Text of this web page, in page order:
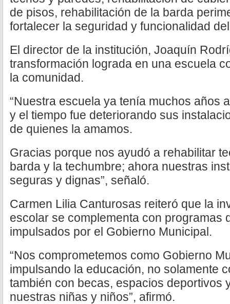
de pisos, rehabilitación de la barda
fortalecer la seguridad y funcionalidad
El director de la institución, Joaquín
transformación lograda en una escuela
la comunidad.
“Nuestra escuela ya tenía muchos años
y el tiempo fue deteriorando sus
de quienes la amamos.
Gracias porque nos ayudó a rehabilitar
barda y la techumbre; ahora nuestras
seguras y dignas”, señaló.
Carmen Lilia Canturosas reiteró que la
escolar se complementa con programas
impulsados por el Gobierno Municipal.
“Nos comprometemos como Gobierno
impulsando la educación, no solamente
también con becas, espacios deportivos
nuestras niñas y niños”, afirmó.